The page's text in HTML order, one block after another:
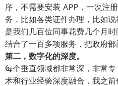
序，不需要安装 APP，一次注
务，比如各类证件办理，比如
是我们几百位同事花费几个月
结合了一百多项服务，把政府部
第二，数字化的深度。
每个垂直领域都非常深，非常
术和行业经验深度融合，我之